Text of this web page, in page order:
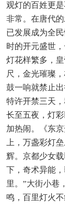
观灯的百姓更
非常。在唐代
已发展成为全
时的开元盛世
灯花样繁多，
尺，金光璀璨
鼓一响就禁止
特许开禁三天
长至五夜，灯
加热闹。《东
上，万盏彩灯
辉。京都少女
下，奇术异能
里。”大街小巷
鸣，百里灯火不